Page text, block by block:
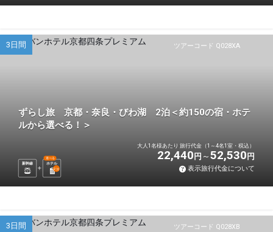
ツアーコード Q028XA
3日間
ずらし旅 京都・奈良・びわ湖 2泊＜約150の宿・ホテ
ルから選べる！＞
新幹線 ホテル
選べる
2泊
大人1名様あたり 旅行代金（1～4名1室・税込）
22,440 円 52,530 円
表示旅行代金について
ツアーコード Q028XB
3日間